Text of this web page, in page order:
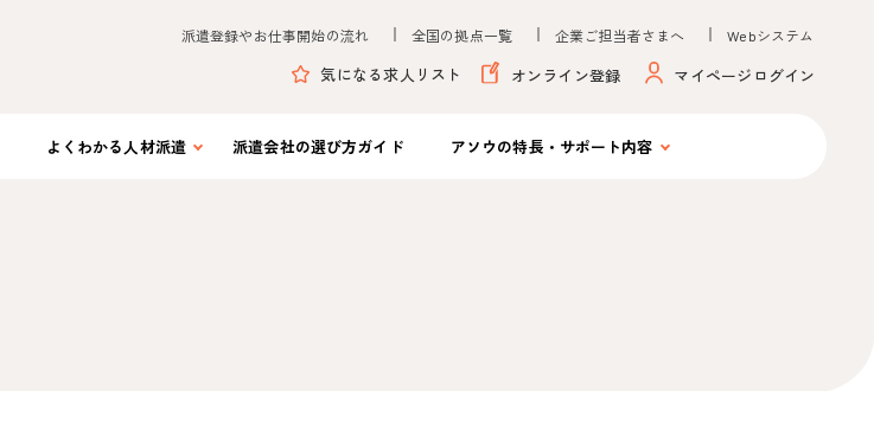
派遣登録やお仕事開始の流れ 全国の拠点一覧 企業ご担当者さまへ Webシステム
気になる求人リスト オンライン登録 マイページログイン
よくわかる 人材派遣 派遣会社の選び方ガイド アソウの特長・サポート内容